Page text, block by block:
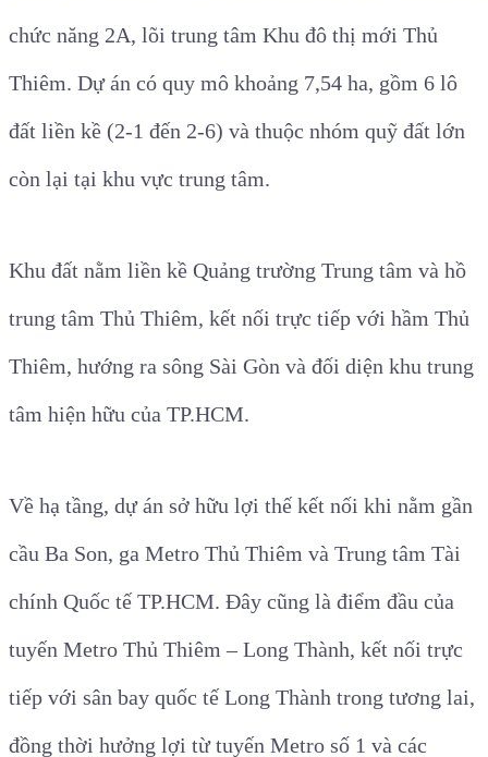
chức năng 2A, lõi trung tâm Khu đô thị mới Thủ
Thiêm. Dự án có quy mô khoảng 7,54 ha, gồm 6 lô
đất liền kề (2-1 đến 2-6) và thuộc nhóm quỹ đất lớn
còn lại tại khu vực trung tâm.
Khu đất nằm liền kề Quảng trường Trung tâm và hồ
trung tâm Thủ Thiêm, kết nối trực tiếp với hầm Thủ
Thiêm, hướng ra sông Sài Gòn và đối diện khu trung
tâm hiện hữu của TP.HCM.
Về hạ tầng, dự án sở hữu lợi thế kết nối khi nằm gần
cầu Ba Son, ga Metro Thủ Thiêm và Trung tâm Tài
chính Quốc tế TP.HCM. Đây cũng là điểm đầu của
tuyến Metro Thủ Thiêm – Long Thành, kết nối trực
tiếp với sân bay quốc tế Long Thành trong tương lai,
đồng thời hưởng lợi từ tuyến Metro số 1 và các